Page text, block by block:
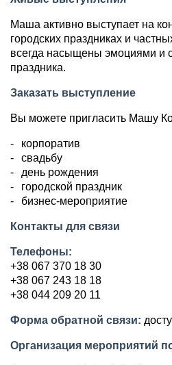
Маша активно выступает на
городских праздниках и
всегда насыщены эмоциями и
праздника.
Заказать выступление
Вы можете пригласить Машу
корпоратив
свадьбу
день рождения
городской праздник
бизнес-мероприятие
Контакты для связи
Телефоны:
+38 067 370 18 30
+38 067 243 18 18
+38 044 209 20 11
Форма обратной связи:
Организация мероприятий